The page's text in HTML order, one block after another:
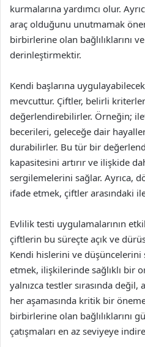
kurmalarına yardımcı olur.
araç olduğunu unutmamak
birbirlerine olan bağlılıklarını
derinleştirmektir.
Kendi başlarına
mevcuttur. Çiftler, belirli
değerlendirebilirler. Örneğin;
becerileri, geleceğe dair
durabilirler. Bu tür bir
kapasitesini artırır ve ilişkide
sergilemelerini sağlar. Ayrıca,
ifade etmek, çiftler arasındaki
Evlilik testi uygulamalarının
çiftlerin bu süreçte açık ve
Kendi hislerini ve
etmek, ilişkilerinde sağlıklı bir
yalnızca testler sırasında
her aşamasında kritik bir
birbirlerine olan bağlılıklarını
çatışmaları en az seviyeye